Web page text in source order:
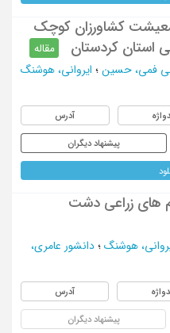
معیشت کشاورزان کوچک
استان کردستان
مقاله
فمی، حسین ؛ ایروانی، هوشنگ
آدرس
پیشنهاد دیگران
های زراعی دشت
هوشنگ ؛ دانشور عامری،
آدرس
پیشنهاد دیگران